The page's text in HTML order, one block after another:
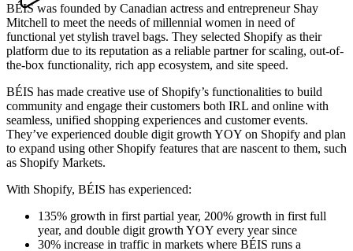
BÉIS was founded by Canadian actress and entrepreneur Shay
Mitchell to meet the needs of millennial women in need of
functional yet stylish travel bags. They selected Shopify as their
platform due to its reputation as a reliable partner for scaling, out-of-
the-box functionality, rich app ecosystem, and site speed.
BÉIS has made creative use of Shopify’s functionalities to build
community and engage their customers both IRL and online with
seamless, unified shopping experiences and customer events.
They’ve experienced double digit growth YOY on Shopify and plan
to expand using other Shopify features that are nascent to them, such
as Shopify Markets.
With Shopify, BÉIS has experienced:
135% growth in first partial year, 200% growth in first full
year, and double digit growth YOY every year since
30% increase in traffic in markets where BÉIS runs a